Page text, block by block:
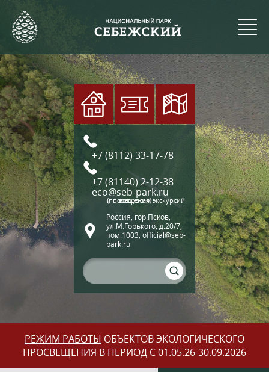
+7 (8112) 33-17-78
+7 (81140) 2-12-38
eco@seb-park.ru
(по вопросам экскурсий и посещения)
Россия, гор.Псков,
ул.М.Горького, д.20/7,
пом.1003, official@seb-
park.ru
РЕЖИМ РАБОТЫ ОБЪЕКТОВ ЭКОЛОГИЧЕСКОГО
ПРОСВЕЩЕНИЯ В ПЕРИОД С 01.05.26-30.09.2026